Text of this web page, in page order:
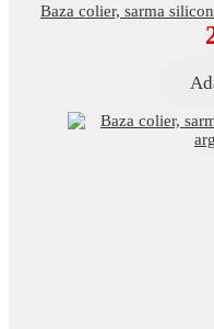
Baza colier, sarma